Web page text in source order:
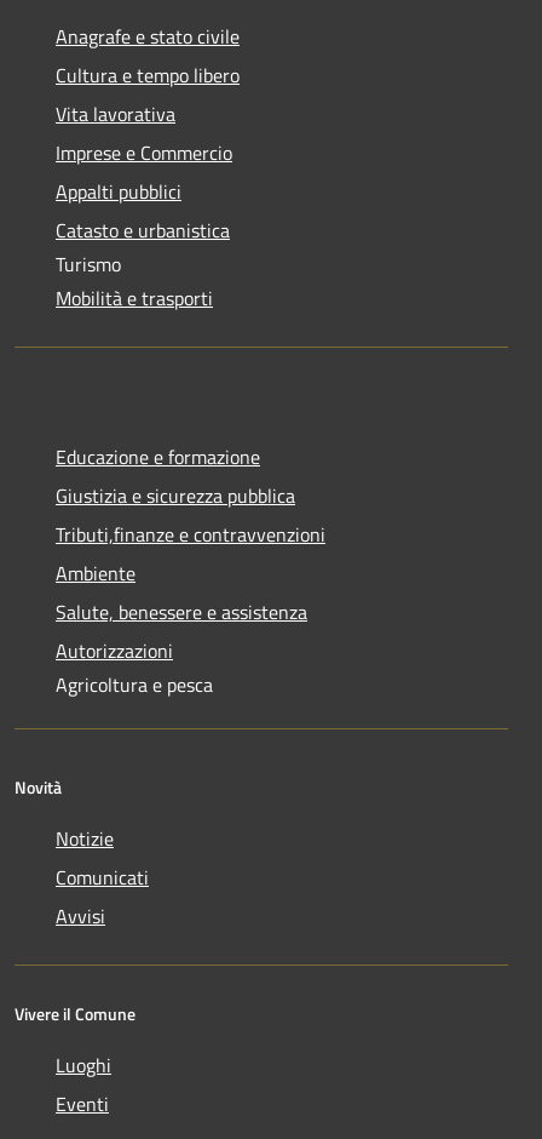
Anagrafe e stato civile
Cultura e tempo libero
Vita lavorativa
Imprese e Commercio
Appalti pubblici
Catasto e urbanistica
Turismo
Mobilità e trasporti
Educazione e formazione
Giustizia e sicurezza pubblica
Tributi,finanze e contravvenzioni
Ambiente
Salute, benessere e assistenza
Autorizzazioni
Agricoltura e pesca
Novità
Notizie
Comunicati
Avvisi
Vivere il Comune
Luoghi
Eventi